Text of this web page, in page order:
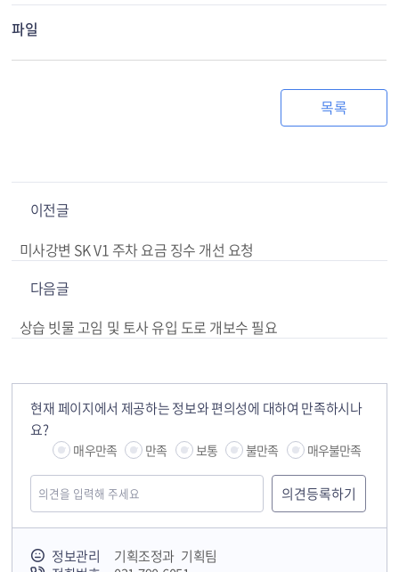
파일
목록
이전글
미사강변 SK V1 주차 요금 징수 개선 요청
다음글
상습 빗물 고임 및 토사 유입 도로 개보수 필요
현재 페이지에서 제공하는 정보와 편의성에 대하여 만족하시나
요?
매우만족 만족 보통 불만족 매우불만족
정보관리
기획조정과 기획팀